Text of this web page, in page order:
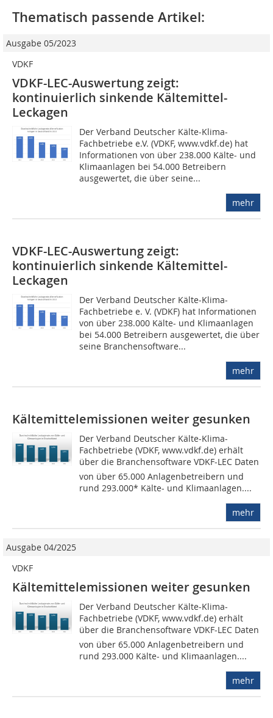
Thematisch passende Artikel:
Ausgabe 05/2023
VDKF
VDKF-LEC-Auswertung zeigt:
kontinuierlich sinkende Kältemittel-
Leckagen
Der Verband Deutscher Kälte-Klima-
Fachbetriebe e.V. (VDKF, www.vdkf.de) hat
Informationen von über 238.000 Kälte- und
Klimaanlagen bei 54.000 Betreibern
ausgewertet, die über seine...
mehr
VDKF-LEC-Auswertung zeigt:
kontinuierlich sinkende Kältemittel-
Leckagen
Der Verband Deutscher Kälte-Klima-
Fachbetriebe e. V. (VDKF) hat Informationen
von über 238.000 Kälte- und Klimaanlagen
bei 54.000 Betreibern ausgewertet, die über
seine Branchensoftware...
mehr
Kältemittelemissionen weiter gesunken
Der Verband Deutscher Kälte-Klima-
Fachbetriebe (VDKF, www.vdkf.de) erhält
über die Branchensoftware VDKF-LEC Daten
von über 65.000 Anlagenbetreibern und
rund 293.000* Kälte- und Klimaanlagen....
mehr
Ausgabe 04/2025
VDKF
Kältemittelemissionen weiter gesunken
Der Verband Deutscher Kälte-Klima-
Fachbetriebe (VDKF, www.vdkf.de) erhält
über die Branchensoftware VDKF-LEC Daten
von über 65.000 Anlagenbetreibern und
rund 293.000 Kälte- und Klimaanlagen....
mehr